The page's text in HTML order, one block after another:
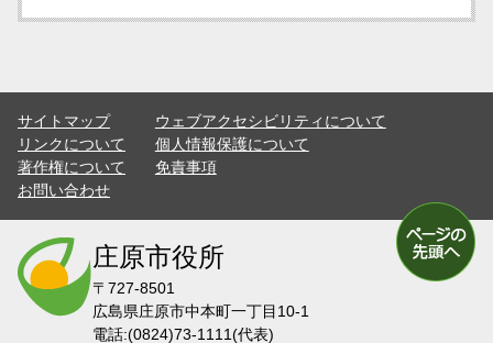
サイトマップ
ウェブアクセシビリティについて
リンクについて
個人情報保護について
著作権について
免責事項
お問い合わせ
庄原市役所
〒727-8501
広島県庄原市中本町一丁目10-1
電話:(0824)73-1111(代表)